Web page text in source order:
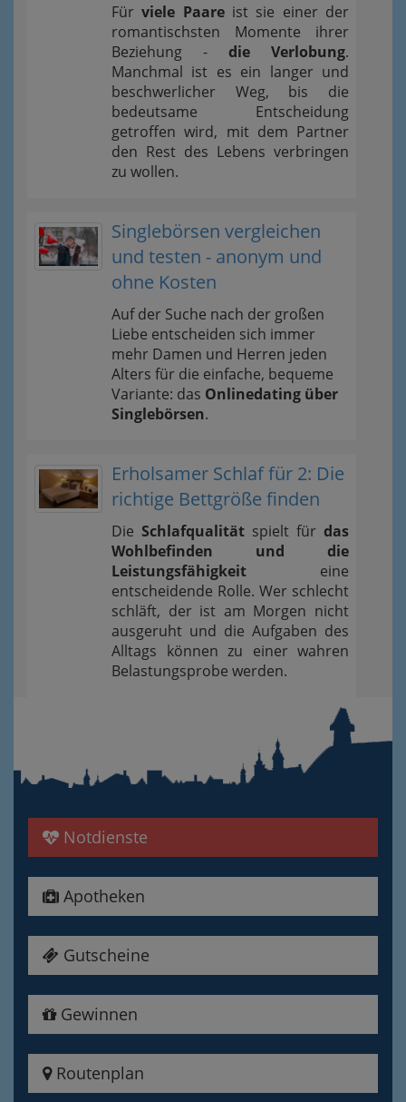
Fürviele Paareist sie einer der
romantischsten Momente ihrer
Beziehung - die Verlobung.
Manchmal ist es ein langer und
beschwerlicher Weg, bis die
bedeutsame Entscheidung
getroffen wird, mit dem Partner
den Rest des Lebens verbringen
zu wollen.
Singlebörsen vergleichen
und testen - anonym und
ohne Kosten
Auf der Suche nach der großen
Liebe entscheiden sich immer
mehr Damen und Herren jeden
Alters für die einfache, bequeme
Variante: das Onlinedating über
Singlebörsen.
Erholsamer Schlaf für 2: Die
richtige Bettgröße finden
Die Schlafqualität spielt für das
Wohlbefinden und die
Leistungsfähigkeit eine
entscheidende Rolle. Wer schlecht
schläft, der ist am Morgen nicht
ausgeruht und die Aufgaben des
Alltags können zu einer wahren
Belastungsprobe werden.
Notdienste
Apotheken
Gutscheine
Gewinnen
Routenplan